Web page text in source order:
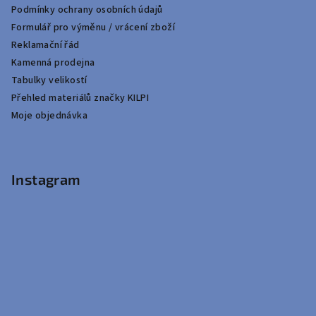
Podmínky ochrany osobních údajů
Formulář pro výměnu / vrácení zboží
Reklamační řád
Kamenná prodejna
Tabulky velikostí
Přehled materiálů značky KILPI
Moje objednávka
Instagram